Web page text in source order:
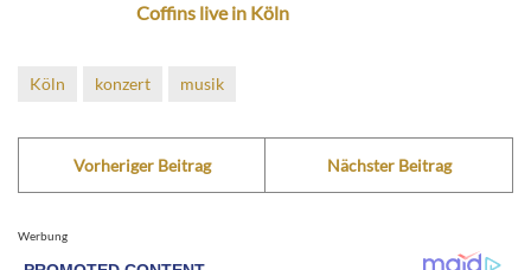
Coffins live in Köln
Köln konzert musik
Vorheriger Beitrag Nächster Beitrag
Werbung